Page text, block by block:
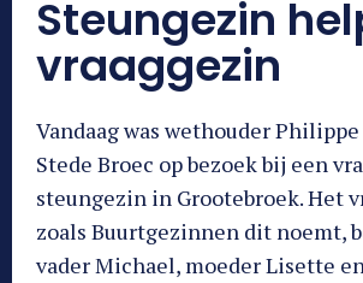
Steungezin
vraaggezin
Vandaag was wethouder
Stede Broec op bezoek bij een
steungezin in Grootebroek. Het
zoals Buurtgezinnen dit noemt,
vader Michael, moeder Lisette